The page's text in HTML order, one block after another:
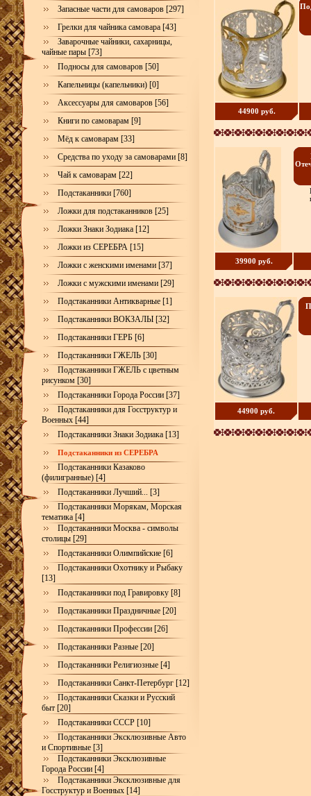
Запасные части для самоваров [297]
Грелки для чайника самовара [43]
Заварочные чайники, сахарницы,
чайные пары [73]
Подносы для самоваров [50]
Капельницы (капельники) [0]
Аксессуары для самоваров [56]
Книги по самоварам [9]
Мёд к самоварам [33]
Средства по уходу за самоварами [8]
Чай к самоварам [22]
Подстаканники [760]
Ложки для подстаканников [25]
Ложки Знаки Зодиака [12]
Ложки из СЕРЕБРА [15]
Ложки с женскими именами [37]
Ложки с мужскими именами [29]
Подстаканники Антикварные [1]
Подстаканники ВОКЗАЛЫ [32]
Подстаканники ГЕРБ [6]
Подстаканники ГЖЕЛЬ [30]
Подстаканники ГЖЕЛЬ с цветным
рисунком [30]
Подстаканники Города России [37]
Подстаканники для Госструктур и
Военных [44]
Подстаканники Знаки Зодиака [13]
Подстаканники из СЕРЕБРА
Подстаканники Казаково
(филигранные) [4]
Подстаканники Лучший... [3]
Подстаканники Морякам, Морская
тематика [4]
Подстаканники Москва - символы
столицы [29]
Подстаканники Олимпийские [6]
Подстаканники Охотнику и Рыбаку
[13]
Подстаканники под Гравировку [8]
Подстаканники Праздничные [20]
Подстаканники Профессии [26]
Подстаканники Разные [20]
Подстаканники Религиозные [4]
Подстаканники Санкт-Петербург [12]
Подстаканники Сказки и Русский
быт [20]
Подстаканники СССР [10]
Подстаканники Эксклюзивные Авто
и Спортивные [3]
Подстаканники Эксклюзивные
Города России [4]
Подстаканники Эксклюзивные для
Госструктур и Военных [14]
44900 руб.
39900 руб.
44900 руб.